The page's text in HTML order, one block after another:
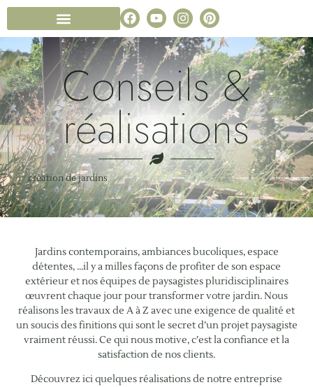
Conseils &
réalisations
création de jardins
Jardins contemporains, ambiances bucoliques, espace
détentes, …il y a milles façons de profiter de son espace
extérieur et nos équipes de paysagistes pluridisciplinaires
œuvrent chaque jour pour transformer votre jardin. Nous
réalisons les travaux de A à Z avec une exigence de qualité et
un soucis des finitions qui sont le secret d’un projet paysagiste
vraiment réussi. Ce qui nous motive, c’est la confiance et la
satisfaction de nos clients.
Découvrez ici quelques réalisations de notre entreprise